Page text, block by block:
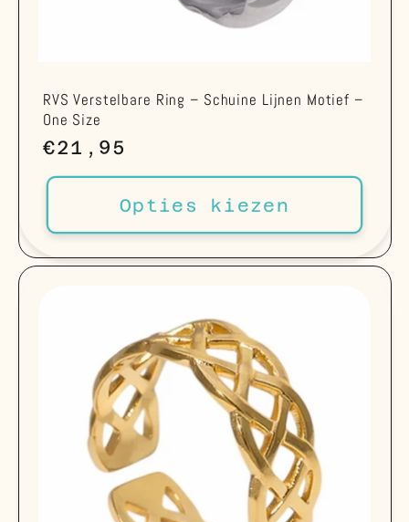
RVS Verstelbare Ring – Schuine Lijnen Motief –
One Size
Normale
prijs
€21,95
Opties kiezen